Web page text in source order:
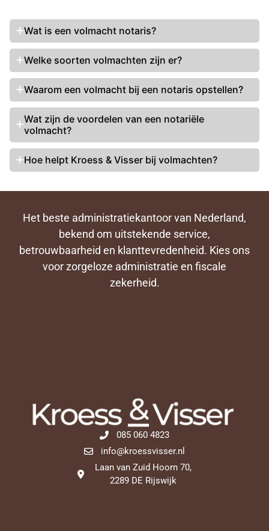
Wat is een volmacht notaris?
Welke soorten volmachten zijn er?
Waarom een volmacht bij een notaris opstellen?
Wat zijn de voordelen van een notariële
volmacht?
Hoe helpt Kroess & Visser bij volmachten?
Het beste administratiekantoor van Nederland,
bekend om uitstekende service,
betrouwbaarheid en klanttevredenheid. Kies ons
voor zorgeloze administratie en fiscale
zekerheid.
085 060 4823
info@kroessvisser.nl
Laan van Zuid Hoorn 70,
2289 DE Rijswijk